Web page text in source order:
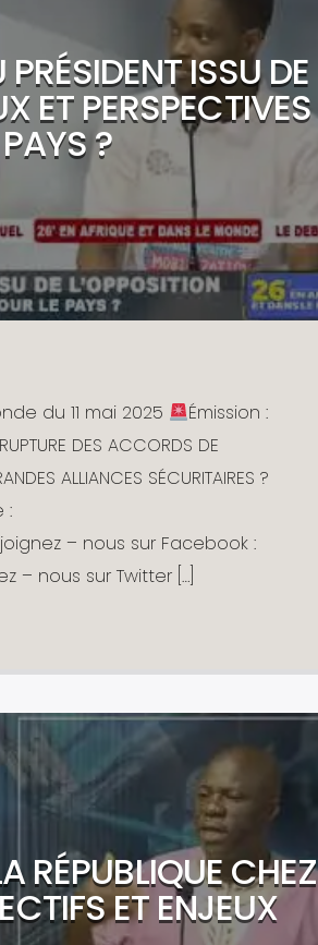
ISSU DE
ET PERSPECTIVES
?
du 11 mai 2025
Émission :
DES ACCORDS DE
ALLIANCES SÉCURITAIRES ?
:
– nous sur Facebook :
– nous sur Twitter […]
RÉPUBLIQUE CHEZ
ET ENJEUX